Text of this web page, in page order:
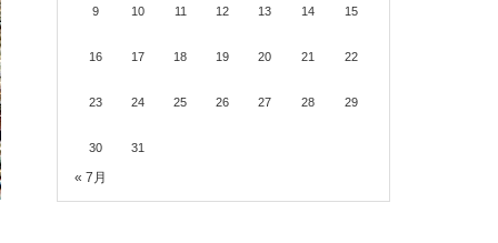
9 10 11 12 13 14 15
16 17 18 19 20 21 22
23 24 25 26 27 28 29
30 31
« 7月